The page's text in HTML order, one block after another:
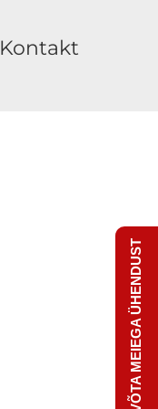
Kontakt
VÕTA MEIEGA ÜHENDUST